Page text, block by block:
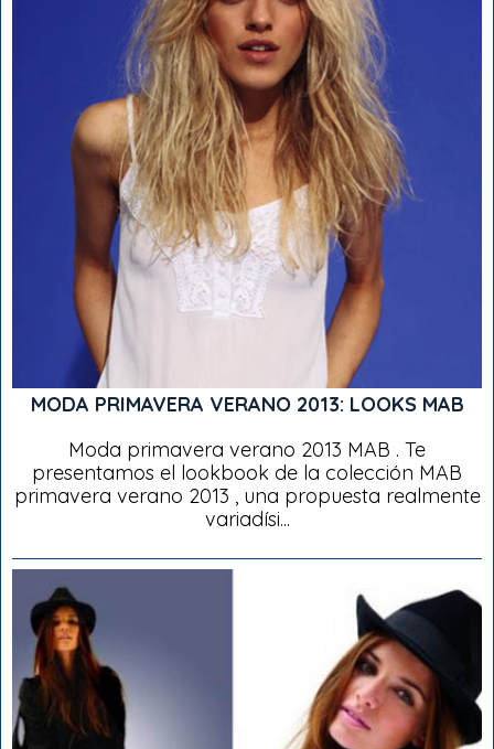
MODA PRIMAVERA VERANO 2013: LOOKS MAB
Moda primavera verano 2013 MAB . Te
presentamos el lookbook de la colección MAB
primavera verano 2013 , una propuesta realmente
variadísi...